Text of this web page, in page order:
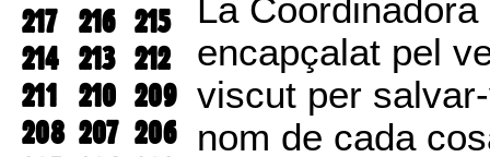
217 216 215
214 213 212
211 210 209
208 207 206
La
encapçalat pel
viscut per
nom de cada